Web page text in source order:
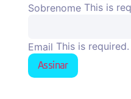
Sobrenome This is
Email This is required.
Assinar